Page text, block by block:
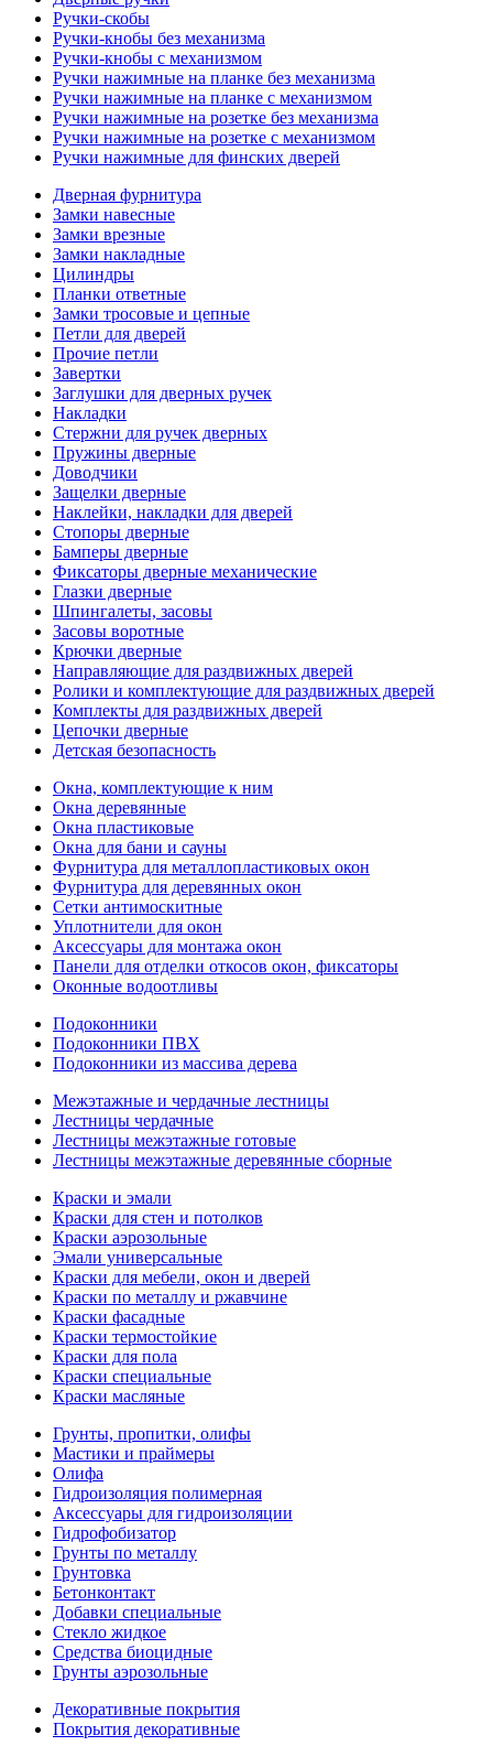
Ручки-скобы
Ручки-кнобы без механизма
Ручки-кнобы с механизмом
Ручки нажимные на планке без механизма
Ручки нажимные на планке с механизмом
Ручки нажимные на розетке без механизма
Ручки нажимные на розетке с механизмом
Ручки нажимные для финских дверей
Дверная фурнитура
Замки навесные
Замки врезные
Замки накладные
Цилиндры
Планки ответные
Замки тросовые и цепные
Петли для дверей
Прочие петли
Завертки
Заглушки для дверных ручек
Накладки
Стержни для ручек дверных
Пружины дверные
Доводчики
Защелки дверные
Наклейки, накладки для дверей
Стопоры дверные
Бамперы дверные
Фиксаторы дверные механические
Глазки дверные
Шпингалеты, засовы
Засовы воротные
Крючки дверные
Направляющие для раздвижных дверей
Ролики и комплектующие для раздвижных дверей
Комплекты для раздвижных дверей
Цепочки дверные
Детская безопасность
Окна, комплектующие к ним
Окна деревянные
Окна пластиковые
Окна для бани и сауны
Фурнитура для металлопластиковых окон
Фурнитура для деревянных окон
Сетки антимоскитные
Уплотнители для окон
Аксессуары для монтажа окон
Панели для отделки откосов окон, фиксаторы
Оконные водоотливы
Подоконники
Подоконники ПВХ
Подоконники из массива дерева
Межэтажные и чердачные лестницы
Лестницы чердачные
Лестницы межэтажные готовые
Лестницы межэтажные деревянные сборные
Краски и эмали
Краски для стен и потолков
Краски аэрозольные
Эмали универсальные
Краски для мебели, окон и дверей
Краски по металлу и ржавчине
Краски фасадные
Краски термостойкие
Краски для пола
Краски специальные
Краски масляные
Грунты, пропитки, олифы
Мастики и праймеры
Олифа
Гидроизоляция полимерная
Аксессуары для гидроизоляции
Гидрофобизатор
Грунты по металлу
Грунтовка
Бетонконтакт
Добавки специальные
Стекло жидкое
Средства биоцидные
Грунты аэрозольные
Декоративные покрытия
Покрытия декоративные